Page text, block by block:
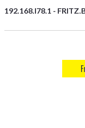
192.168.l78.1 -